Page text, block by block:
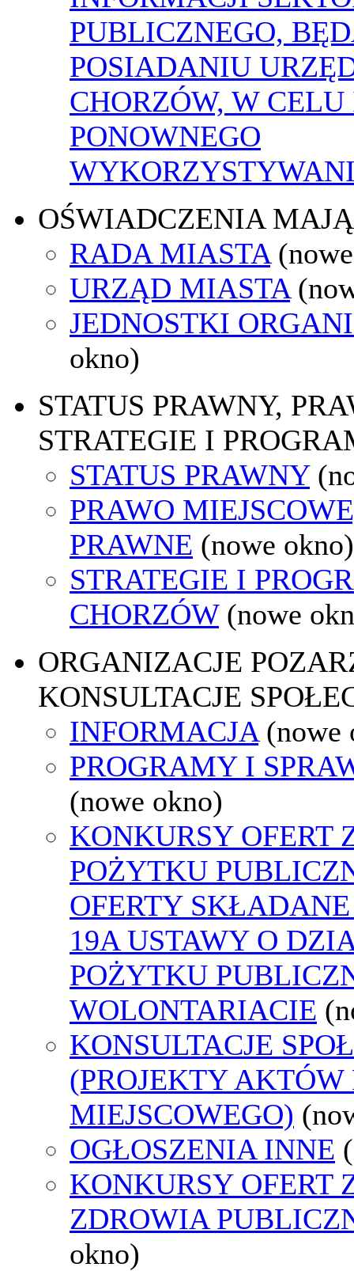
PUBLICZNEGO,
POSIADANIU
CHORZÓW, W
PONOWNEGO
OŚWIADCZENIA
RADA MIASTA
URZĄD MIASTA
JEDNOSTKI
okno)
STATUS PRAWNY,
STRATEGIE I
STATUS PRAWNY
PRAWO
PRAWNE (nowe okno)
STRATEGIE I
CHORZÓW (nowe
ORGANIZACJE
KONSULTACJE
INFORMACJA (nowe
PROGRAMY I
(nowe okno)
KONKURSY OFERT
POŻYTKU
OFERTY
19A USTAWY O
POŻYTKU
WOLONTARIACIE
KONSULTACJE
(PROJEKTY AKTÓW
MIEJSCOWEGO)
OGŁOSZENIA INNE
KONKURSY OFERT
ZDROWIA
okno)